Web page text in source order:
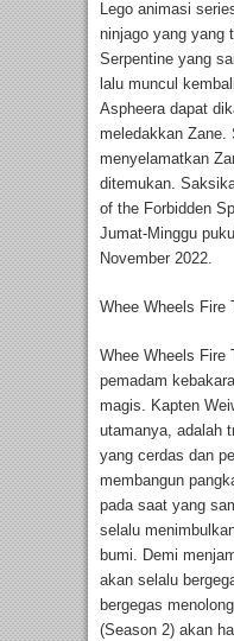
Lego animasi
ninjago yang yang
Serpentine yang
lalu muncul
Aspheera dapat
meledakkan Zane.
menyelamatkan
ditemukan.
of the Forbidden
Jumat-Minggu
November 2022.
Whee Wheels Fire
Whee Wheels Fire
pemadam
magis. Kapten
utamanya, adalah
yang cerdas dan
membangun
pada saat yang
selalu
bumi. Demi
akan selalu
bergegas
(Season 2) akan